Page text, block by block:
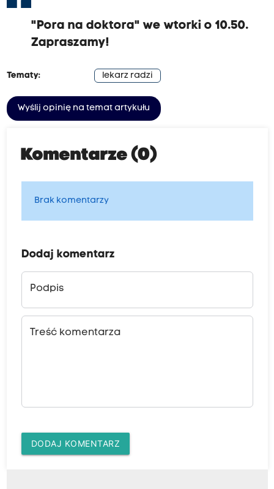
"Pora na doktora" we wtorki o 10.50.
Zapraszamy!
Tematy: lekarz radzi
Wyślij opinię na temat artykułu
Komentarze (0)
Brak komentarzy
Dodaj komentarz
Podpis
Treść komentarza
DODAJ KOMENTARZ